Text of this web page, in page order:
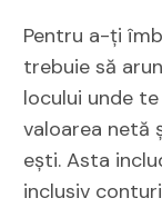
Pentru a-ți
trebuie să
locului unde
valoarea netă
ești. Asta
inclusiv